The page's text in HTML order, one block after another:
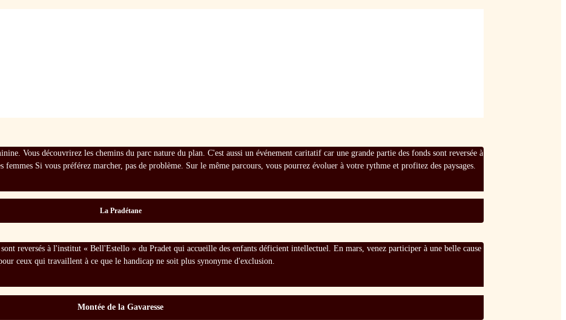
Vous découvrirez les chemins du parc nature du plan. C'est aussi un événement caritatif car une grande partie des fonds sont reversée à
Si vous préférez marcher, pas de problème. Sur le même parcours, vous pourrez évoluer à votre rythme et profitez des paysages.
La Pradétane
reversés à l'institut « Bell'Estello » du Pradet qui accueille des enfants déficient intellectuel. En mars, venez participer à une belle cause
ceux qui travaillent à ce que le handicap ne soit plus synonyme d'exclusion.
Montée de la Gavaresse